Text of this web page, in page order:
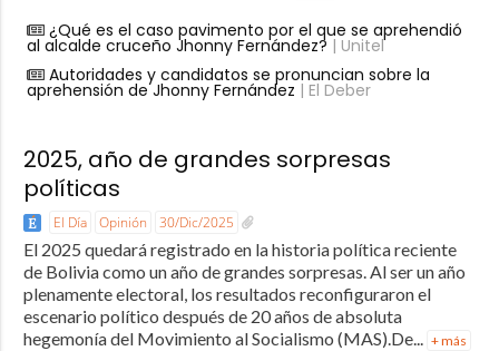
¿Qué es el caso pavimento por el que se aprehendió
al alcalde cruceño Jhonny Fernández? | Unitel
Autoridades y candidatos se pronuncian sobre la
aprehensión de Jhonny Fernández | El Deber
2025, año de grandes sorpresas
políticas
El Día Opinión 30/Dic/2025
El 2025 quedará registrado en la historia política reciente
de Bolivia como un año de grandes sorpresas. Al ser un año
plenamente electoral, los resultados reconfiguraron el
escenario político después de 20 años de absoluta
hegemonía del Movimiento al Socialismo (MAS).De... + más